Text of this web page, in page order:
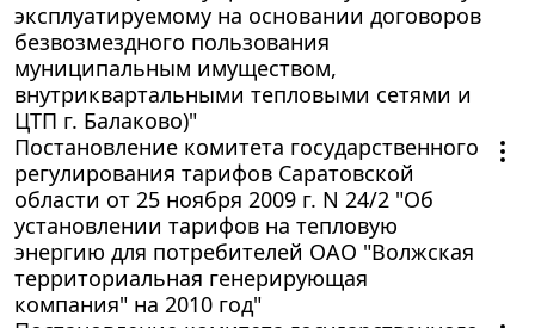
эксплуатируемому на основании договоров
безвозмездного пользования
муниципальным имуществом,
внутриквартальными тепловыми сетями и
ЦТП г. Балаково)"
Постановление комитета государственного
регулирования тарифов Саратовской
области от 25 ноября 2009 г. N 24/2 "Об
установлении тарифов на тепловую
энергию для потребителей ОАО "Волжская
территориальная генерирующая
компания" на 2010 год"